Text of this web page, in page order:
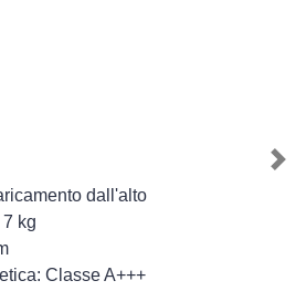
dall'alto
kg
Classe A+++